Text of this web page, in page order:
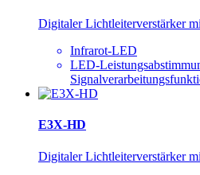
Digitaler Lichtleiterverstärker
Infrarot-LED
LED-
E3X-HD
Digitaler Lichtleiterverstärker